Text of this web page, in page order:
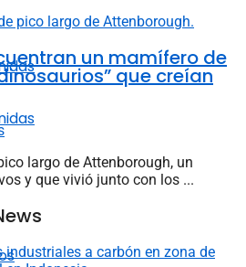
un mamífero de
que creían
largo de Attenborough, un
y que vivió junto con los ...